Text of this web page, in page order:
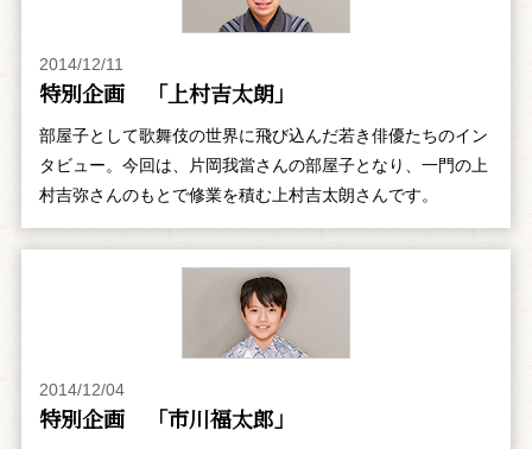
2014/12/11
特別企画 「上村吉太朗」
部屋子として歌舞伎の世界に飛び込んだ若き俳優たちのイン
タビュー。今回は、片岡我當さんの部屋子となり、一門の上
村吉弥さんのもとで修業を積む上村吉太朗さんです。
2014/12/04
特別企画 「市川福太郎」